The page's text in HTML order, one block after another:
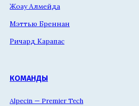
Жоау Алмейда
Мэттью Бреннан
Ричард Карапас
КОМАНДЫ
Alpecin — Premier Tech